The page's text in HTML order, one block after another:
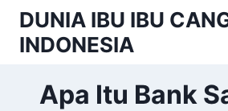
Skip
content
DUNIA IBU IBU
INDONESIA
Apa Itu Bank